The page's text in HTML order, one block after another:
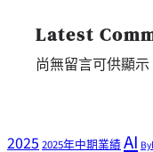
Latest
尚無留言可供顯示
2025 2025年中期業績AI